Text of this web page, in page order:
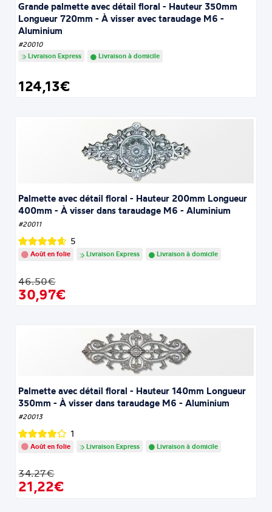
Grande palmette avec détail floral - Hauteur 350mm
Longueur 720mm - À visser avec taraudage M6 -
Aluminium
#20010
Livraison Express
Livraison à domicile
124,13€
Palmette avec détail floral - Hauteur 200mm Longueur
400mm - À visser dans taraudage M6 - Aluminium
#20011
5
Août en folie Livraison Express Livraison à domicile
46.50€
30,97€
Palmette avec détail floral - Hauteur 140mm Longueur
350mm - À visser dans taraudage M6 - Aluminium
#20013
1
Août en folie Livraison Express Livraison à domicile
34.27€
21,22€